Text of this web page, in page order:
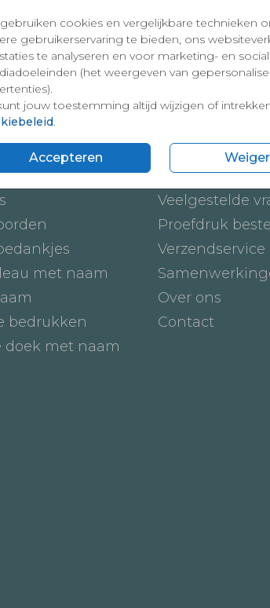
cookies en vergelijkbare technieken
gebruikerservaring te bieden, ons
te analyseren en voor marketing- en
(het weergeven van
jouw toestemming altijd wijzigen of
Accepteren
met naam
bedrukken
doek met naam
Onze service
Hoe werkt het
Veelgestelde
Proefdruk
Verzendservice
Over ons
Contact